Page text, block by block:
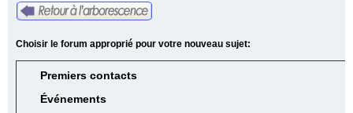
Choisir le forum approprié pour votre nouveau sujet:
Premiers contacts
Événements